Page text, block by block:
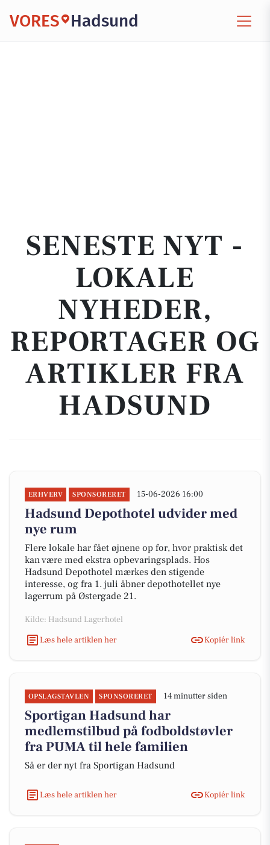
VORES Hadsund
SENESTE NYT -
LOKALE
NYHEDER,
REPORTAGER OG
ARTIKLER FRA
HADSUND
ERHVERV SPONSORERET 15-06-2026 16:00
Hadsund Depothotel udvider med
nye rum
Flere lokale har fået øjnene op for, hvor praktisk det
kan være med ekstra opbevaringsplads. Hos
Hadsund Depothotel mærkes den stigende
interesse, og fra 1. juli åbner depothotellet nye
lagerrum på Østergade 21.
Kilde: Hadsund Lagerhotel
Læs hele artiklen her
Kopiér link
OPSLAGSTAVLEN SPONSORERET 14 minutter siden
Sportigan Hadsund har
medlemstilbud på fodboldstøvler
fra PUMA til hele familien
Så er der nyt fra Sportigan Hadsund
Læs hele artiklen her Kopiér link